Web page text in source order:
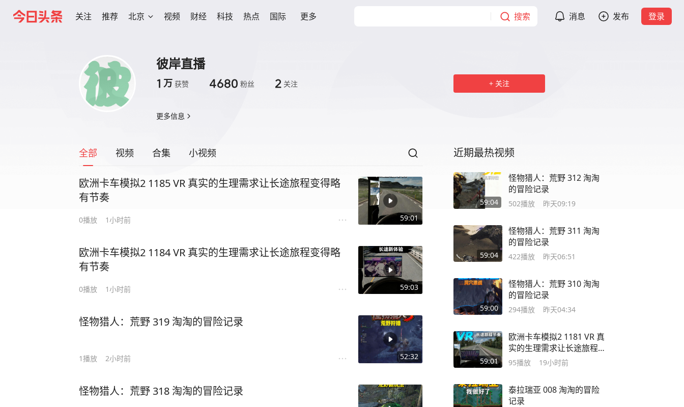
关注 推荐 北京 视频 财经 科技 热点 国际 更多 搜索 消息 发布 登录
彼岸直播
1 万 获赞 4680 粉丝 2 关注
更多信息
关注
全部 视频 合集 小视频
59:01
欧洲卡车模拟2 1185 VR 真实的生理需求让长途旅程变得略
有节奏
0播放 1小时前
59:03
欧洲卡车模拟2 1184 VR 真实的生理需求让长途旅程变得略
有节奏
0播放 1小时前
52:32
怪物猎人：荒野 319 淘淘的冒险记录
1播放 2小时前
怪物猎人：荒野 318 淘淘的冒险记录
近期最热视频
59:04
怪物猎人：荒野 312 淘淘
的冒险记录
502播放 昨天09:19
59:04
怪物猎人：荒野 311 淘淘
的冒险记录
422播放 昨天06:51
59:00
怪物猎人：荒野 310 淘淘
的冒险记录
294播放 昨天04:34
59:01
欧洲卡车模拟2 1181 VR 真
实的生理需求让长途旅程
变得略有节奏
95播放 19小时前
泰拉瑞亚 008 淘淘的冒险
记录